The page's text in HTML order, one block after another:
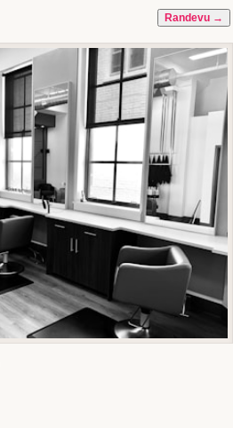
Randevu →